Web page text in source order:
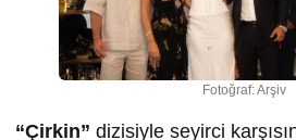
Fotoğraf: Arşiv
“Çirkin” dizisiyle seyirci